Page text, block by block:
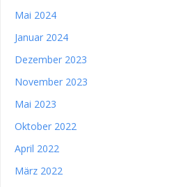
Mai 2024
Januar 2024
Dezember 2023
November 2023
Mai 2023
Oktober 2022
April 2022
März 2022